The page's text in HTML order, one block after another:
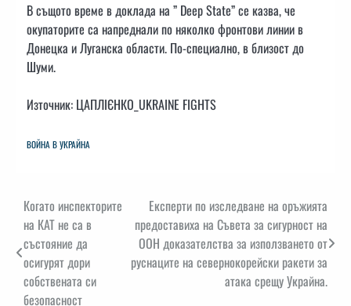
В същото време в доклада на ” Deep State” се казва, че
окупаторите са напреднали по няколко фронтови линии в
Донецка и Луганска области. По-специално, в близост до
Шуми.
Източник: ЦАПЛІЄНКО_UKRAINE FIGHTS
ВОЙНА В УКРАЙНА
Навигация
Когато инспекторите
на КАТ не са в
състояние да
осигурят дори
собствената си
безопасност
Експерти по изследване на оръжията
предоставиха на Съвета за сигурност на
ООН доказателства за използването от
руснаците на севернокорейски ракети за
атака срещу Украйна.